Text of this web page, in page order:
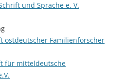
und Sprache e. V.
ostdeutscher Familienforscher
für mitteldeutsche